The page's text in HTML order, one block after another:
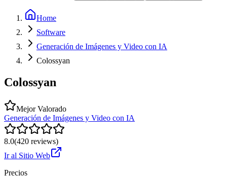
Home
Software
Generación de Imágenes y Video con IA
Colossyan
Colossyan
Mejor Valorado
Generación de Imágenes y Video con IA
8.0(420 reviews)
Ir al Sitio Web
Precios